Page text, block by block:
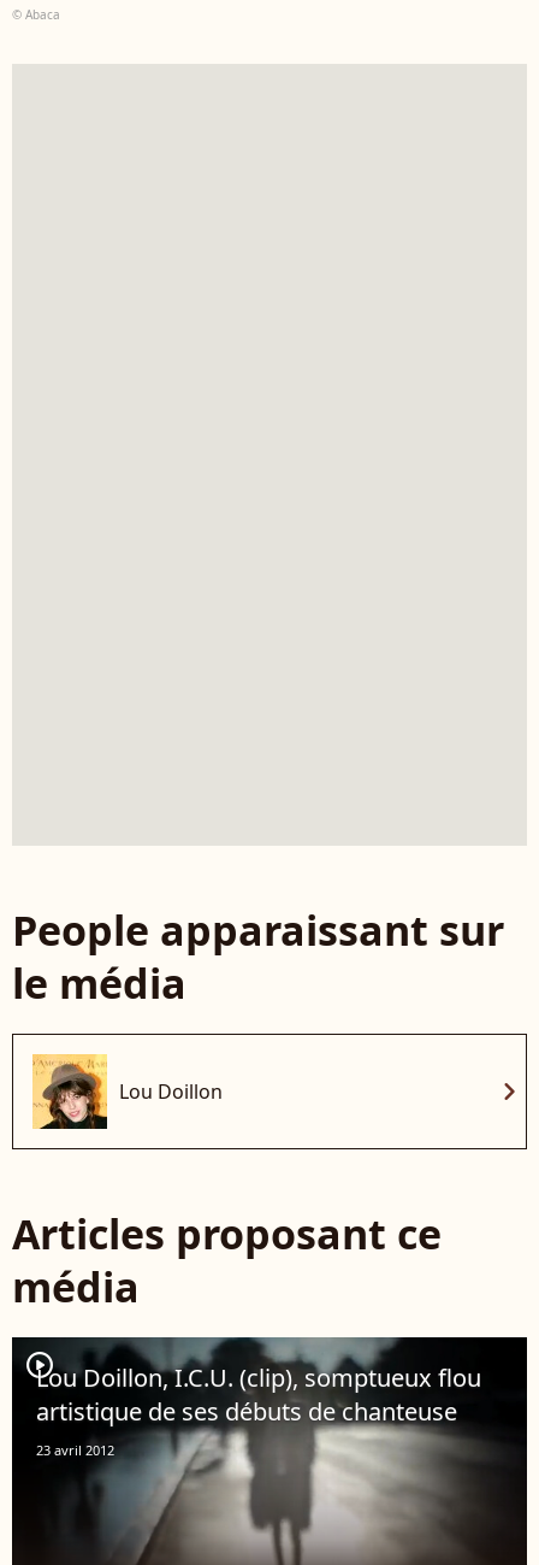
© Abaca
People apparaissant sur
le média
Lou Doillon chevron_right
Articles proposant ce
média
player2
Lou Doillon, I.C.U. (clip), somptueux flou
artistique de ses débuts de chanteuse
23 avril 2012